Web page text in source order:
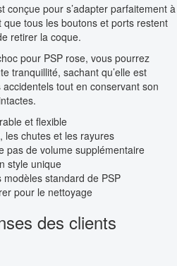
conçue pour s’adapter parfaitement à
que tous les boutons et ports restent
retirer la coque.
pour PSP rose, vous pourrez
tranquillité, sachant qu’elle est
tout en conservant son
et flexible
les chutes et les rayures
pas de volume supplémentaire
style unique
standard de PSP
pour le nettoyage
des clients